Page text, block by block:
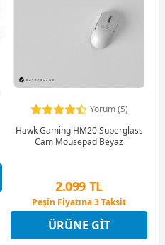
Yorum (5)
Hawk Gaming HM20 Superglass
Cam Mousepad Beyaz
2.099 TL
Peşin Fiyatına 3 Taksit
12 Ay x 247 TL taksitle
Peşin Fiyatına 3 Taksit
ÜRÜNE GIT